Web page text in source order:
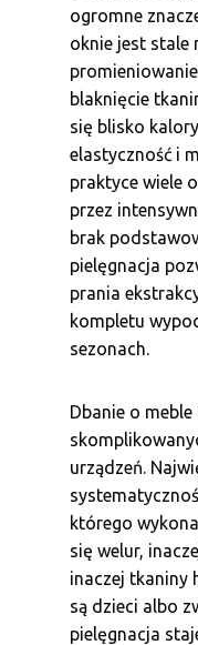
ogromne
oknie jest stale
blaknięcie
się blisko
elastyczność i
praktyce wiele
przez
brak
pielęgnacja
prania
kompletu
sezonach.
Dbanie o
urządzeń.
którego
się welur,
inaczej tkaniny
są dzieci albo
pielęgnacja